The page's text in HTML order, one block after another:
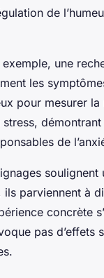
de
une
les
pour mesurer
de
parviennent à
concrète
pas d’effets